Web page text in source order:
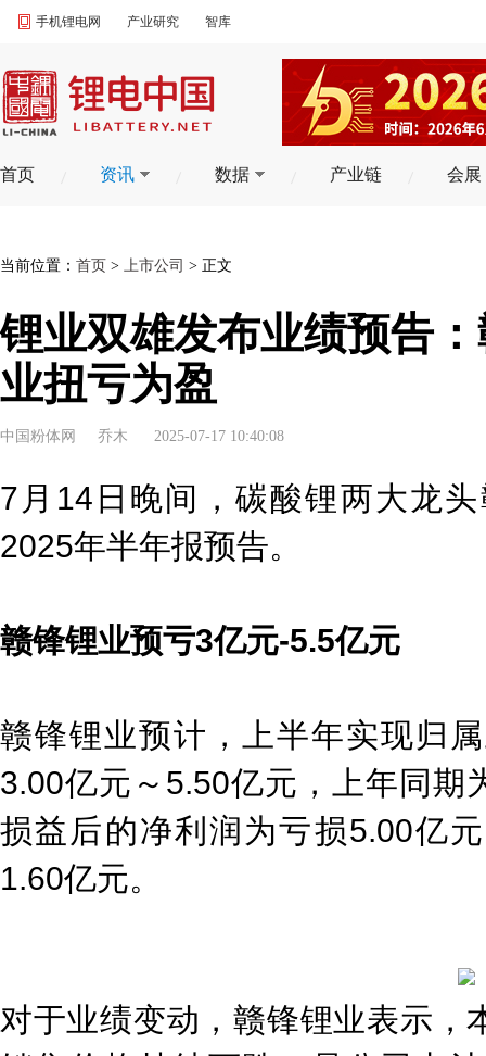
手机锂电网 产业研究 智库
首页 资讯 数据 产业链 会展
当前位置： 首页 > 上市公司 > 正文
锂业双雄发布业绩预告
业扭亏为盈
中国粉体网 乔木 2025-07-17 10:40:08
7月14日晚间，碳酸锂两大龙
2025年半年报预告。
赣锋锂业预亏3亿元-5.5亿元
赣锋锂业预计，上半年实现归
3.00亿元～5.50亿元，上年同期
损益后的净利润为亏损5.00亿
1.60亿元。
对于业绩变动，赣锋锂业表示，